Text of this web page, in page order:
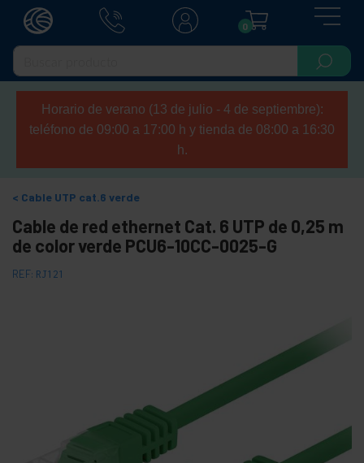
0
Horario de verano (13 de julio - 4 de septiembre):
teléfono de 09:00 a 17:00 h y tienda de 08:00 a 16:30
h.
Cable UTP cat.6 verde
Cable de red ethernet Cat. 6 UTP de 0,25 m
de color verde PCU6-10CC-0025-G
REF: RJ121